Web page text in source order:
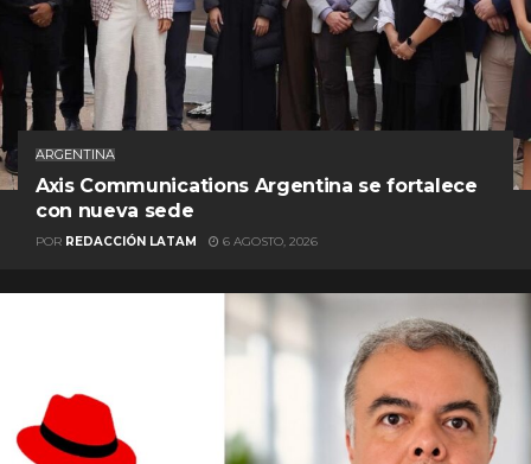
ARGENTINA
Axis Communications Argentina se fortalece
con nueva sede
POR REDACCIÓN LATAM 6 AGOSTO, 2026